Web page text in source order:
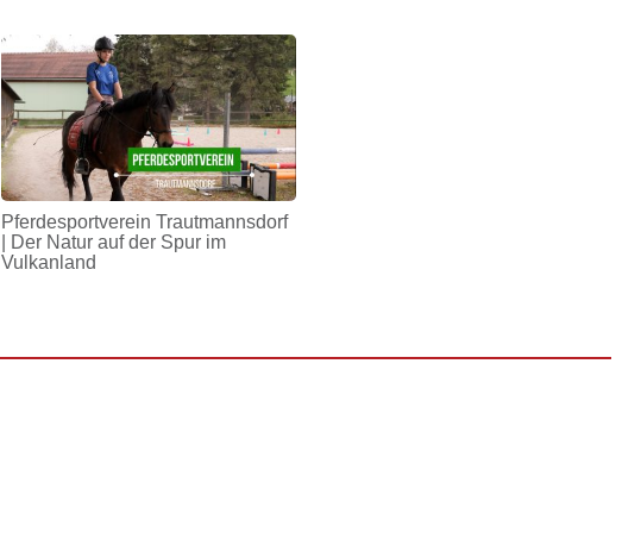
Pferdesportverein Trautmannsdorf
| Der Natur auf der Spur im
Vulkanland